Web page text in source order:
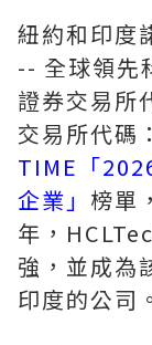
紐約和印度
-- 全球領先
證券交易所
交易所代碼
TIME「
企業」 榜單
年，
強，並成為
印度的公司。